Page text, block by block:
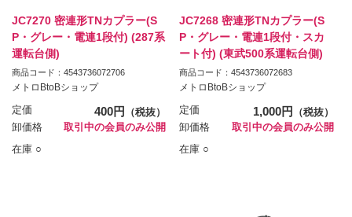
JC7270 密連形TNカプラー(S
P・グレー・電連1段付) (287系
運転台側)
商品コード：4543736072706
メトロBtoBショップ
定価 400円
（税抜）
卸価格
取引中の会員のみ公開
在庫 ○
JC7268 密連形TNカプラー(S
P・グレー・電連1段付・スカ
ート付) (東武500系運転台側)
商品コード：4543736072683
メトロBtoBショップ
定価 1,000円
（税抜）
卸価格
取引中の会員のみ公開
在庫 ○